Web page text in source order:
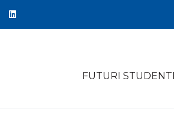
Linkedin
FUTURI STUDENTI